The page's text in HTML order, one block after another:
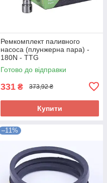
Ремкомплект паливного
насоса (плунжерна пара) -
180N - TTG
Готово до відправки
331 ₴ 373,92 ₴
Купити
–11%